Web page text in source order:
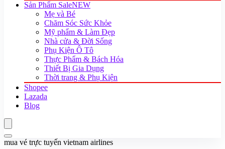
Sản Phẩm SaleNEW
Mẹ và Bé
Chăm Sóc Sức Khỏe
Mỹ phẩm & Làm Đẹp
Nhà cửa & Đời Sống
Phụ Kiện Ô Tô
Thực Phẩm & Bách Hóa
Thiết Bị Gia Dụng
Thời trang & Phụ Kiện
Shopee
Lazada
Blog
mua vé trực tuyến vietnam airlines